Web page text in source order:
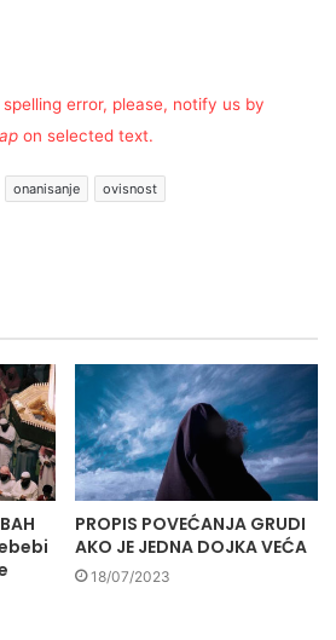
error, please, notify us by
on selected text.
onanisanje
ovisnost
PROPIS POVEĆANJA GRUDI
AKO JE JEDNA DOJKA VEĆA
18/07/2023